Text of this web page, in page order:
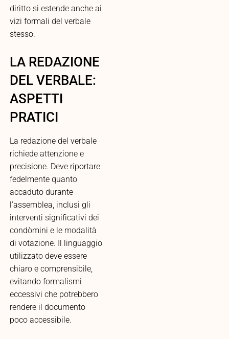
diritto si estende anche ai
vizi formali del verbale
stesso.
LA REDAZIONE
DEL VERBALE:
ASPETTI
PRATICI
La redazione del verbale
richiede attenzione e
precisione. Deve riportare
fedelmente quanto
accaduto durante
l’assemblea, inclusi gli
interventi significativi dei
condòmini e le modalità
di votazione. Il linguaggio
utilizzato deve essere
chiaro e comprensibile,
evitando formalismi
eccessivi che potrebbero
rendere il documento
poco accessibile.